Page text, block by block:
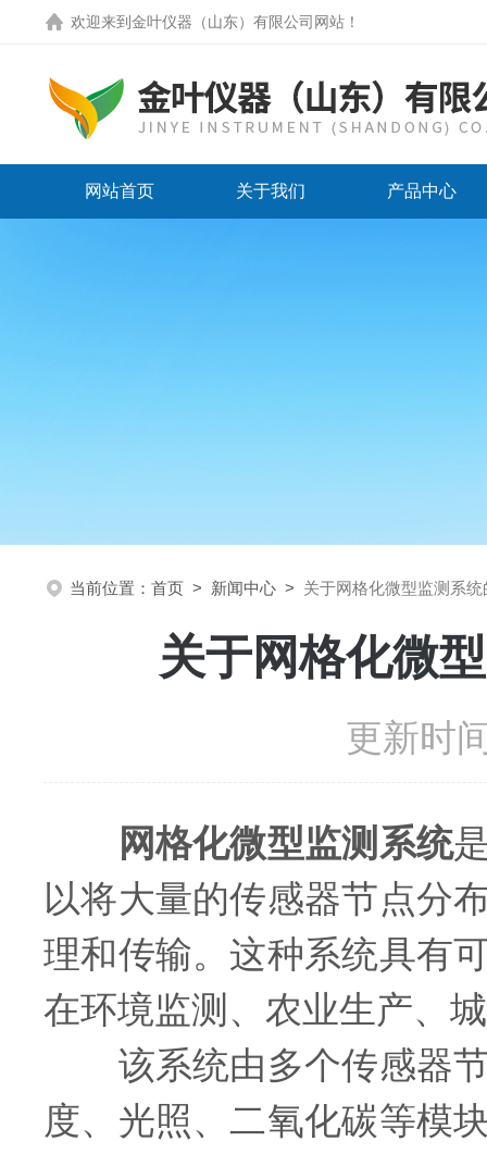
欢迎来到 金叶仪器（山东）有限公司网站 ！
网站首页 关于我们 产品中心
当前位置： 首页 > 新闻中心 > 关于网格化微型监测系
关于网格化微
更新时
网格化微型监测系统
以将大量的传感器节点分
理和传输。这种系统具有
在环境监测、农业生产、
该系统由多个传感器节
度、光照、二氧化碳等模